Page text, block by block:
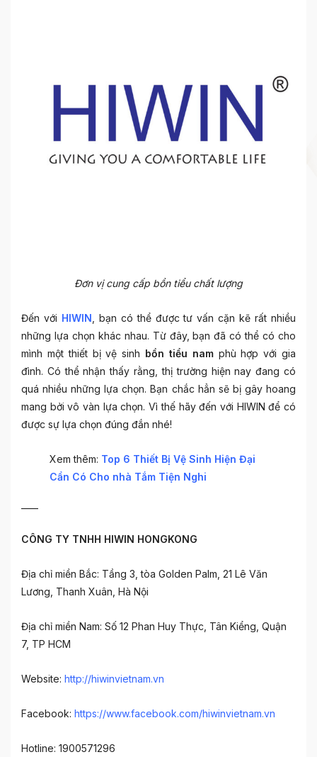
Đơn vị cung cấp bồn tiểu chất lượng
Đến với HIWIN , bạn có thể được tư vấn cặn kẽ rất nhiều
những lựa chọn khác nhau. Từ đây, bạn đã có thể có cho
mình một thiết bị vệ sinh bồn tiểu nam phù hợp với gia
đình. Có thể nhận thấy rằng, thị trường hiện nay đang có
quá nhiều những lựa chọn. Bạn chắc hẳn sẽ bị gây hoang
mang bởi vô vàn lựa chọn. Vì thế hãy đến với HIWIN để có
được sự lựa chọn đúng đắn nhé!
Xem thêm: Top 6 Thiết Bị Vệ Sinh Hiện Đại
Cần Có Cho nhà Tắm Tiện Nghi
CÔNG TY TNHH HIWIN HONGKONG
Địa chỉ miền Bắc: Tầng 3, tòa Golden Palm, 21 Lê Văn
Lương, Thanh Xuân, Hà Nội
Địa chỉ miền Nam: Số 12 Phan Huy Thực, Tân Kiểng, Quận
7, TP HCM
Website: http://hiwinvietnam.vn
Facebook: https://www.facebook.com/hiwinvietnam.vn
Hotline: 1900571296